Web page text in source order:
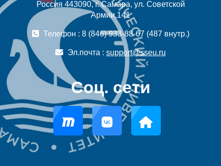
Россия 443090, г. Самара, ул. Советской
Армии,141
Телефон : 8 (846) 933-88-67 (487 внутр.)
Эл.почта : support@sseu.ru
Соц. сети